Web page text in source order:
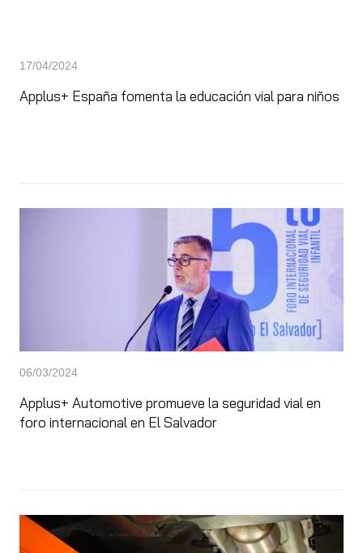
17/04/2024
Applus+ España fomenta la educación vial para niños
06/03/2024
Applus+ Automotive promueve la seguridad vial en
foro internacional en El Salvador